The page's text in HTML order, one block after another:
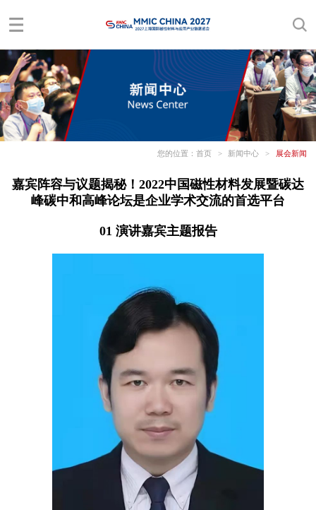
您的位置： 首页 > 新闻中心 > 展会新闻
嘉宾阵容与议题揭秘！2022中国磁性材料发展暨碳达
峰碳中和高峰论坛是企业学术交流的首选平台
01 演讲嘉宾主题报告